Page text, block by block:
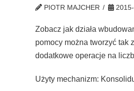
PIOTR MAJCHER
Zobacz jak działa
pomocy można tworzyć tak
dodatkowe operacje na
Użyty mechanizm: